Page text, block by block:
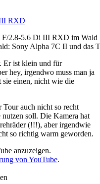
RXD
Sony Alpha 7C II und
Er ist klein und für
hey, irgendwo muss man ja
sie einen, nicht wie die
auch nicht so recht
soll. Die Kamera hat
(!!!), aber irgendwie
so richtig warm geworden.
anzuzeigen.
von YouTube.